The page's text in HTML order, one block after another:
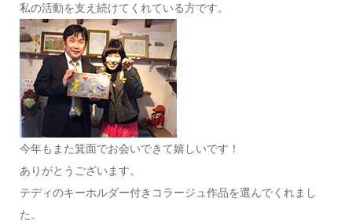
私の活動を支え続けてくれている方です。
今年もまた箕面でお会いできて嬉しいです！
ありがとうございます。
テディのキーホルダー付きコラージュ作品を選んでくれまし
た。